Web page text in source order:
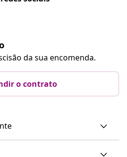
da sua encomenda.
o contrato